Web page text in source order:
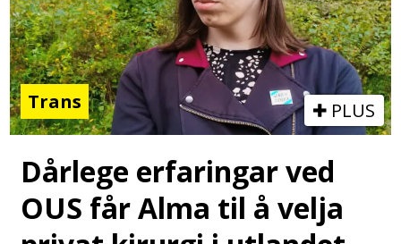
Trans PLUS
Dårlege erfaringar ved
OUS får Alma til å velja